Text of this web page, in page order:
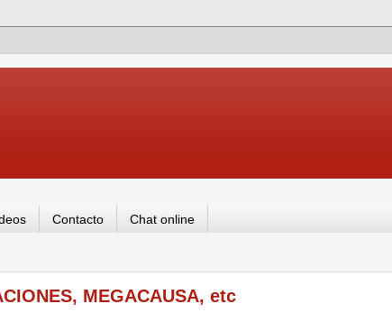
Contacto Chat online
MEGACAUSA, etc